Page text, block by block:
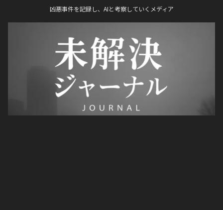
凶悪事件を記録し、AIと考察していくメディア